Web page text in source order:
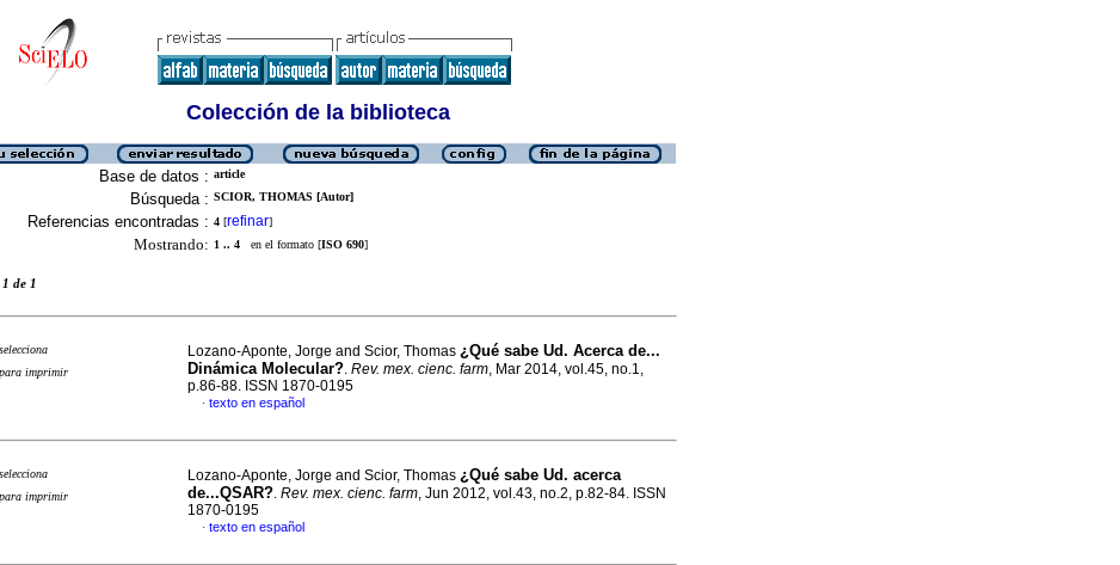
Colección de la biblioteca
Base de datos : article
Búsqueda : SCIOR, THOMAS [Autor]
Referencias encontradas : 4 [refinar]
Mostrando: 1 .. 4 en el formato [ISO 690]
de 1
selecciona
para imprimir
Lozano-Aponte, Jorge and Scior, Thomas ¿Qué sabe Ud. Acerca de...
Dinámica Molecular?. Rev. mex. cienc. farm, Mar 2014, vol.45, no.1,
p.86-88. ISSN 1870-0195
· texto en español
selecciona
para imprimir
Lozano-Aponte, Jorge and Scior, Thomas ¿Qué sabe Ud. acerca
de...QSAR?. Rev. mex. cienc. farm, Jun 2012, vol.43, no.2, p.82-84. ISSN
1870-0195
· texto en español